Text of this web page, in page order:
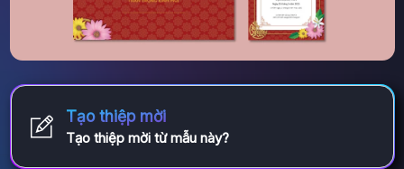
Tạo thiệp mời
Tạo thiệp mời từ mẫu này?